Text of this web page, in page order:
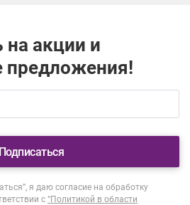
акции и
предложения!
Подписаться
я даю согласие на обработку
с “Политикой в области